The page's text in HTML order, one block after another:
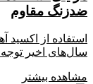
ضدزنگ مقاوم
استفاده از
سال‌های اخیر توجه
مشاهده بیشتر